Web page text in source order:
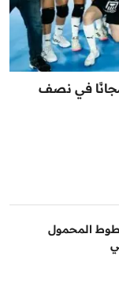
مجانًا في نصف
المحمول